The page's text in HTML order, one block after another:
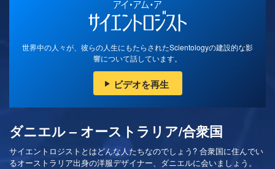
世界中の人々が、彼らの人生にもたらされたScientologyの建設的な影
響について話しています。
ビデオを再生
ダニエル – オーストラリア/合衆国
サイエントロジストとはどんな人たちなのでしょう? 合衆国に住んでい
るオーストラリア出身の洋服デザイナー、ダニエルに会いましょう。